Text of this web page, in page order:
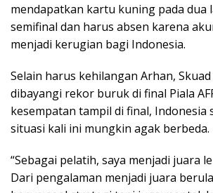
mendapatkan kartu kuning pada dua
semifinal dan harus absen karena
menjadi kerugian bagi Indonesia.
Selain harus kehilangan Arhan, Skuad
dibayangi rekor buruk di final Piala
kesempatan tampil di final, Indonesia
situasi kali ini mungkin agak berbeda.
“Sebagai pelatih, saya menjadi juara
Dari pengalaman menjadi juara